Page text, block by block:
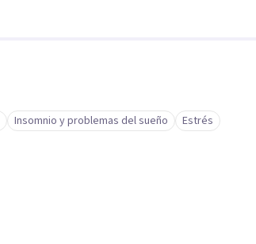
Insomnio y problemas del sueño
Estrés